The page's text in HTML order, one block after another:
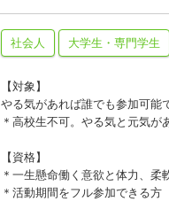
社会人
大学生・専門学生
【対象】
やる気があれば誰でも参加可能
＊高校生不可。やる気と元気が
【資格】
＊一生懸命働く意欲と体力、柔
＊活動期間をフル参加できる方